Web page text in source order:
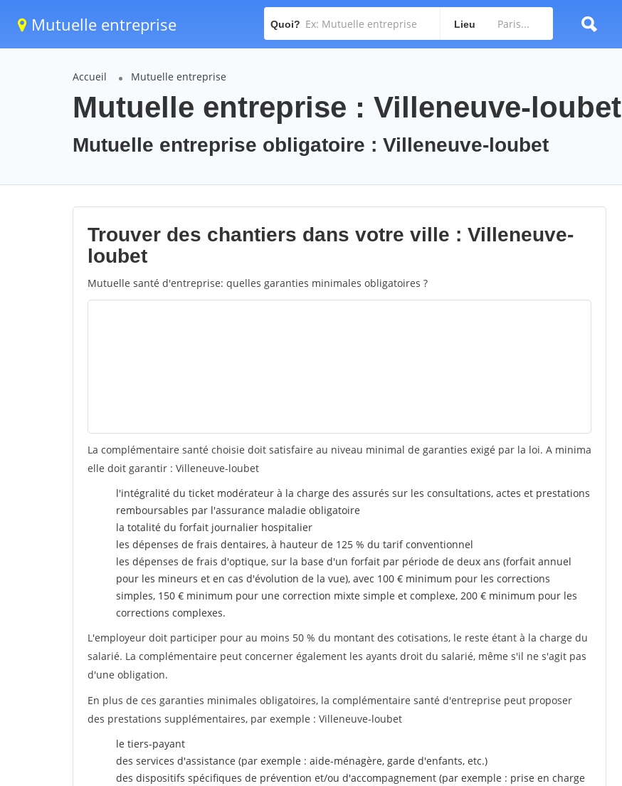
Mutuelle entreprise Quoi? Lieu
Accueil Mutuelle entreprise
Mutuelle entreprise : Villeneuve-loubet
Mutuelle entreprise obligatoire : Villeneuve-loubet
Trouver des chantiers dans votre ville : Villeneuve-
loubet
Mutuelle santé d'entreprise: quelles garanties minimales obligatoires ?
La complémentaire santé choisie doit satisfaire au niveau minimal de garanties exigé par la loi. A minima
elle doit garantir : Villeneuve-loubet
l'intégralité du ticket modérateur à la charge des assurés sur les consultations, actes et prestations
remboursables par l'assurance maladie obligatoire
la totalité du forfait journalier hospitalier
les dépenses de frais dentaires, à hauteur de 125 % du tarif conventionnel
les dépenses de frais d'optique, sur la base d'un forfait par période de deux ans (forfait annuel
pour les mineurs et en cas d'évolution de la vue), avec 100 € minimum pour les corrections
simples, 150 € minimum pour une correction mixte simple et complexe, 200 € minimum pour les
corrections complexes.
L'employeur doit participer pour au moins 50 % du montant des cotisations, le reste étant à la charge du
salarié. La complémentaire peut concerner également les ayants droit du salarié, même s'il ne s'agit pas
d'une obligation.
En plus de ces garanties minimales obligatoires, la complémentaire santé d'entreprise peut proposer
des prestations supplémentaires, par exemple : Villeneuve-loubet
le tiers-payant
des services d'assistance (par exemple : aide-ménagère, garde d'enfants, etc.)
des dispositifs spécifiques de prévention et/ou d'accompagnement (par exemple : prise en charge